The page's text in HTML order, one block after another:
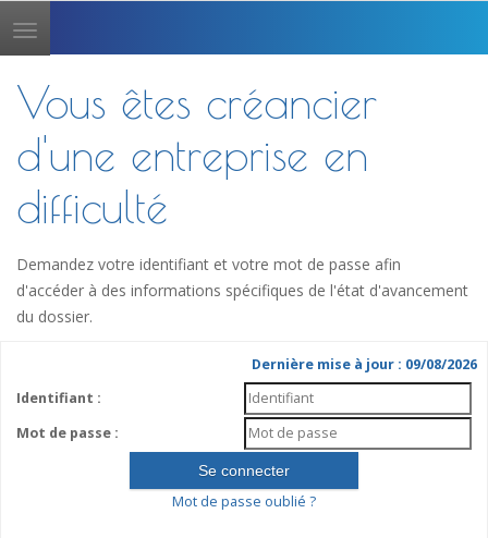
Toggle
navigation
Vous êtes créancier
d'une entreprise en
difficulté
Demandez votre identifiant et votre mot de passe afin
d'accéder à des informations spécifiques de l'état d'avancement
du dossier.
Dernière mise à jour : 09/08/2026
Identifiant :
Mot de passe :
Mot de passe oublié ?